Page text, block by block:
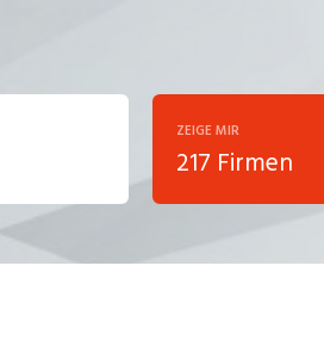
ZEIGE MIR
217 Firmen